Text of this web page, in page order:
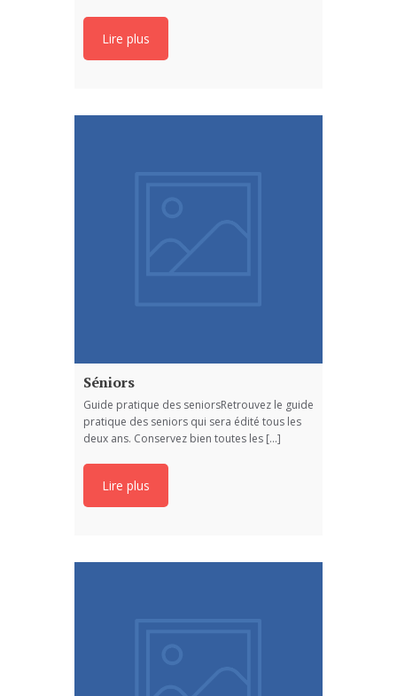
Lire plus
Séniors
Guide pratique des seniorsRetrouvez le guide
pratique des seniors qui sera édité tous les
deux ans. Conservez bien toutes les [...]
Lire plus